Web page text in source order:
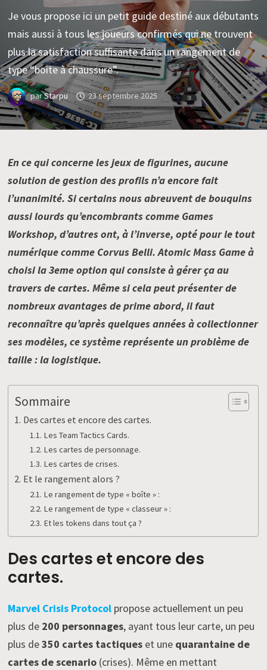
Je vous propose ici un petit guide destiné aux débutants
mais aussi à tous les joueurs confirmés qui ne trouvent
plus la satisfaction suffisante dans un rangement de
type “boite à chaussure”.
parStarpu 23 septembre 2025
En ce qui concerne les jeux de figurines, aucune
solution de gestion des profils n’a encore fait
l’unanimité. Si certains nous abreuvent de bouquins
aussi lourds qu’encombrants comme Games
Workshop, d’autres ont, à l’inverse, opté pour le tout
numérique comme Corvus Belli. Atomic Mass Game à
choisi la 3eme option qui consiste à gérer ça au
travers de cartes. Même si cela peut présenter de
nombreux avantages de prime abord, il faut
reconnaître qu’après quelques années à collectionner
ses modèles, ce système représente un problème de
taille : la logistique.
Sommaire
Des cartes et encore des cartes.
Les Team Tactics Cards.
Les cartes de personnage.
Les cartes de crises.
Et le rangement alors ?
Le rangement de type « boîte » :
Le rangement de type « classeur » :
Et les tokens dans tout ça ?
Des cartes et encore des
cartes.
Marvel Crisis Protocol propose actuellement un peu
plus de 200 personnages, ayant tous leur carte, un peu
plus de350 cartes tactiques et une quarantaine de
cartes de scenario (crises). Même en mettant